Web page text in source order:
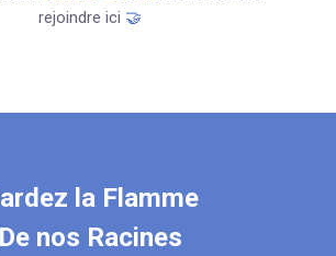
la Flamme
De nos Racines
rejoindre ici 🤝